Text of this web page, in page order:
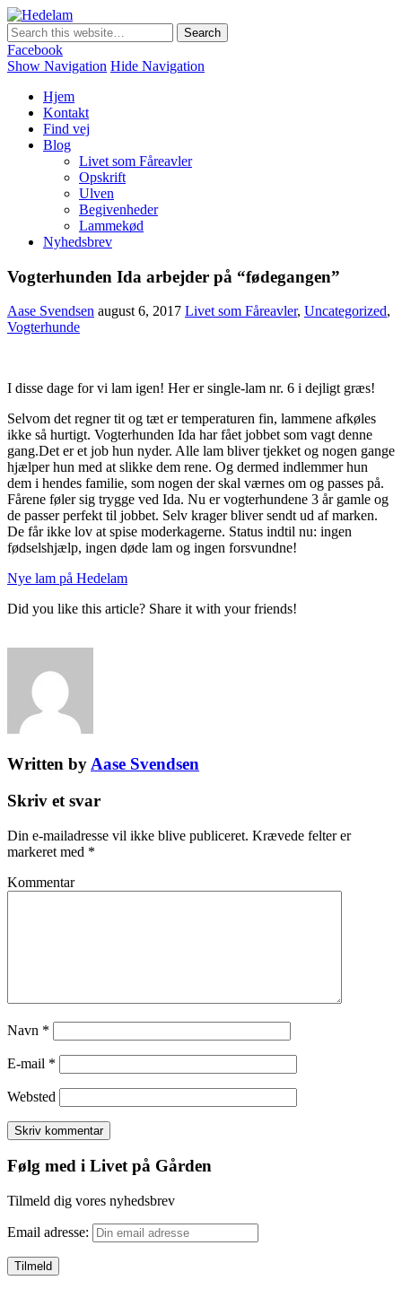
Danmarks bedste lammekød Direkte fra den Sønderjyske hede
Facebook
Show Navigation Hide Navigation
Hjem
Kontakt
Find vej
Blog
Livet som Fåreavler
Opskrift
Ulven
Begivenheder
Lammekød
Nyhedsbrev
Vogterhunden Ida arbejder på “fødegangen”
Aase Svendsen august 6, 2017 Livet som Fåreavler, Uncategorized,
Vogterhunde
I disse dage for vi lam igen! Her er single-lam nr. 6 i dejligt græs!
Selvom det regner tit og tæt er temperaturen fin, lammene afkøles
ikke så hurtigt. Vogterhunden Ida har fået jobbet som vagt denne
gang.Det er et job hun nyder. Alle lam bliver tjekket og nogen gange
hjælper hun med at slikke dem rene. Og dermed indlemmer hun
dem i hendes familie, som nogen der skal værnes om og passes på.
Fårene føler sig trygge ved Ida. Nu er vogterhundene 3 år gamle og
de passer perfekt til jobbet. Selv krager bliver sendt ud af marken.
De får ikke lov at spise moderkagerne. Status indtil nu: ingen
fødselshjælp, ingen døde lam og ingen forsvundne!
Nye lam på Hedelam
Did you like this article? Share it with your friends!
Written by Aase Svendsen
Skriv et svar
Din e-mailadresse vil ikke blive publiceret. Krævede felter er
markeret med *
Kommentar
Navn *
E-mail *
Websted
Følg med i Livet på Gården
Tilmeld dig vores nyhedsbrev
Email adresse: